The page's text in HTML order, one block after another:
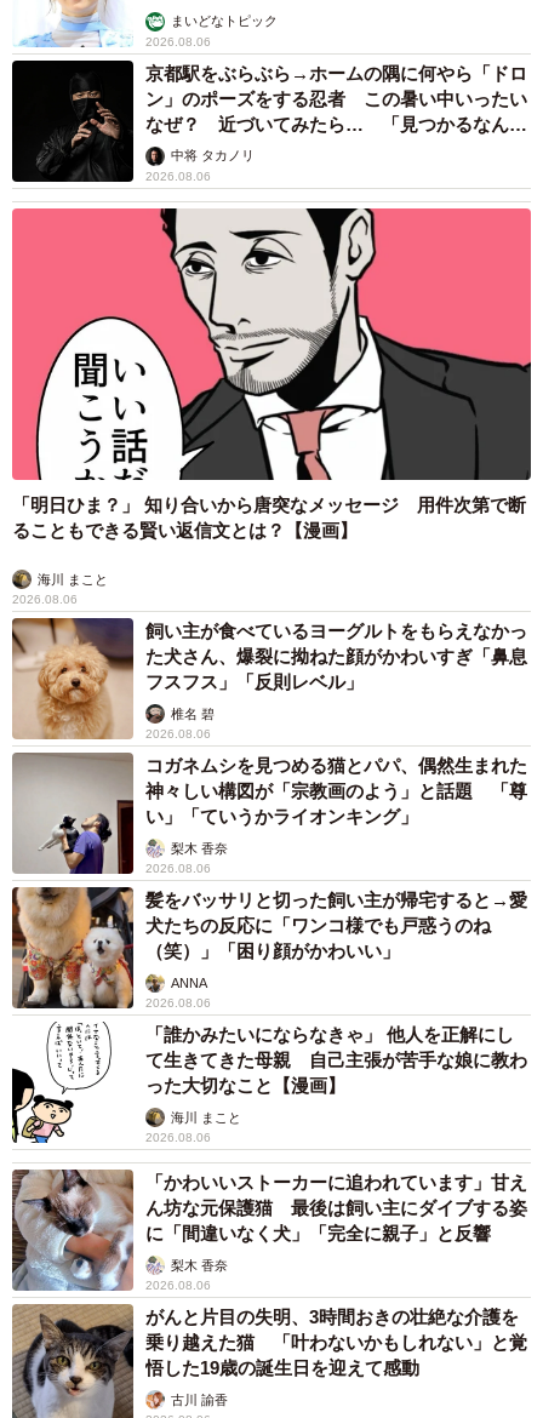
乗り越えた猫 「叶わないかもしれない」と覚
悟した19歳の誕生日を迎えて感動
古川 諭香
2026.08.06
「カニにアジをあげると青くなる」ほんと
に！？ 「自然の染色技術が凄い」と話題に
その理由とは…？
竹中 友一（RinToris）
2026.08.06
誰も求めていない職場の「謎マナー」、「過剰
な挨拶」や「お土産配り」を抑えた1位は？
やめられない理由は「周りの目」
まいどなデータ
2026.08.06
自転車通行可の歩道 電動キックボードで走行
中、小学生とあわや衝突！ 「歩道走行は道交
法違反でしょ」と指摘されました【弁護士が解
説】長澤 芳子
タイの電車の中で見た優先席のマーク 子ども、妊娠、けが
人、お年寄り… 一つだけ謎のものが！？「だから黄色なんで
すね」
中将 タカノリ
2026.08.06
【物価高が直撃】お盆帰省「予定なし」が約半
数 新幹線・高速バスの「使い分け」が鮮明に
まいどなニュース情報部
2026.08.06
1歳息子が腕を亜脱臼 「奥さん、専業主婦な
のに」と夫の後輩から一言 母は泣きながら対
応し必死だった 何年もたった今もたまに思い
出し…山岡 もと子
2026.08.06
子どもの学校外の学習時間が11年で2割減少
「家庭学習0分層」が約半数に達する深刻な実
態と広がる学習格差
まいどなニュース情報部
2026.08.06
「事故物件」という言葉のイメージにとらわれ
ていませんか？ 不動産業者が語る「物件の可
能性」を閉ざさないために必要なこと